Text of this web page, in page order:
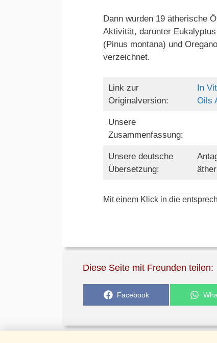
Dann wurden 19 ätherische
Aktivität, darunter
(Pinus montana) und
verzeichnet.
Link zur
Originalversion:
In
Oils
Unsere
Zusammenfassung:
Unsere deutsche
Übersetzung:
Mit einem Klick in die
Diese Seite mit Freunden teilen:
Share
Facebook